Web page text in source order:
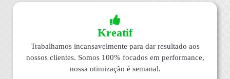
Kreatif
Trabalhamos incansavelmente para dar resultado aos
nossos clientes. Somos 100% focados em performance,
nossa otimização é semanal.